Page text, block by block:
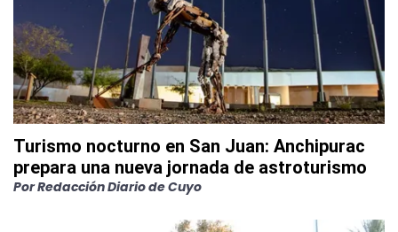
Turismo nocturno en San Juan: Anchipurac
prepara una nueva jornada de astroturismo
PorRedacción Diario de Cuyo